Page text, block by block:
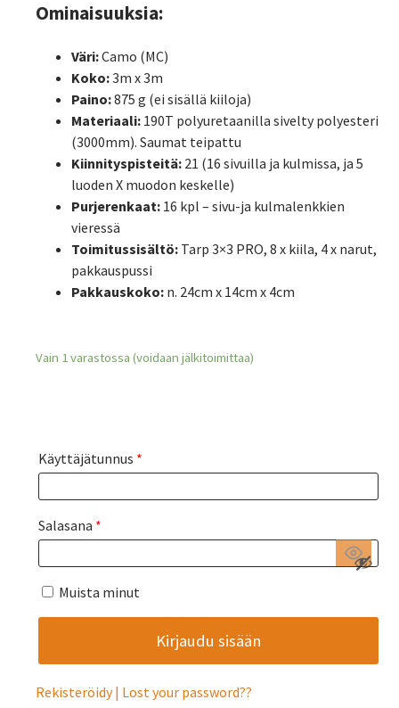
Ominaisuuksia:
Väri:Camo (MC)
Koko:3m x 3m
Paino:875 g (ei sisällä kiiloja)
Materiaali: 190T polyuretaanilla sivelty polyesteri
(3000mm). Saumat teipattu
Kiinnityspisteitä: 21 (16 sivuilla ja kulmissa, ja 5
luoden X muodon keskelle)
Purjerenkaat: 16 kpl – sivu-ja kulmalenkkien
vieressä
Toimitussisältö: Tarp 3×3 PRO, 8 x kiila, 4 x narut,
pakkauspussi
Pakkauskoko: n. 24cm x 14cm x 4cm
Vain 1 varastossa (voidaan jälkitoimittaa)
Käyttäjätunnus *
Salasana *
Muista minut
Rekisteröidy Lost your password?